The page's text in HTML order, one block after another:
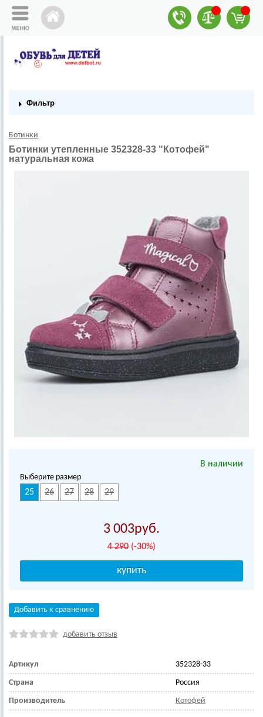
Фильтр
Ботинки
Ботинки утепленные 352328-33 "Котофей"
натуральная кожа
В наличии
Выберите размер
25 26 27 28 29
3 003
4 290 (-30%)
Добавить к сравнению
добавить отзыв
Артикул 352328-33
Страна Россия
Производитель Котофей